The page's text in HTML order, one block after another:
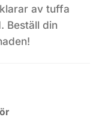
av tuffa
Beställ din